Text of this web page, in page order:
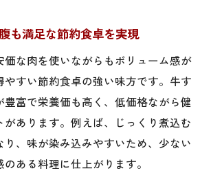
も満足な節約食卓を実現
価な肉を使いながらもボリューム感が
やすい節約食卓の強い味方です。牛す
豊富で栄養価も高く、低価格ながら健
があります。例えば、じっくり煮込む
り、味が染み込みやすいため、少ない
ある料理に仕上がります。